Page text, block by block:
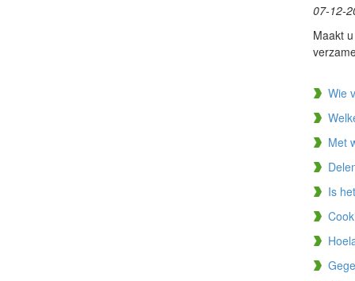
07-12-
Maakt
Wie
Met
Is